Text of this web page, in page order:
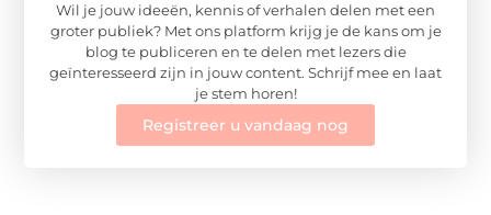
Wil je jouw ideeën, kennis of verhalen delen met een
groter publiek? Met ons platform krijg je de kans om je
blog te publiceren en te delen met lezers die
geïnteresseerd zijn in jouw content. Schrijf mee en laat
je stem horen!
Registreer u vandaag nog